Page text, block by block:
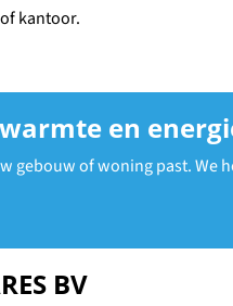
kantoor.
en
gebouw of woning past. We
BV